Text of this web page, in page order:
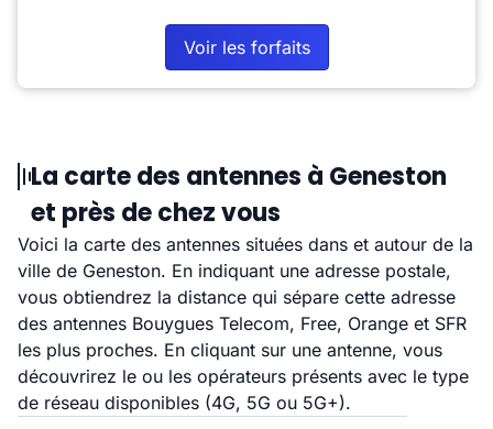
Voir les forfaits
La carte des antennes à Geneston
et près de chez vous
Voici la carte des antennes situées dans et autour de la
ville de Geneston. En indiquant une adresse postale,
vous obtiendrez la distance qui sépare cette adresse
des antennes Bouygues Telecom, Free, Orange et SFR
les plus proches. En cliquant sur une antenne, vous
découvrirez le ou les opérateurs présents avec le type
de réseau disponibles (4G, 5G ou 5G+).